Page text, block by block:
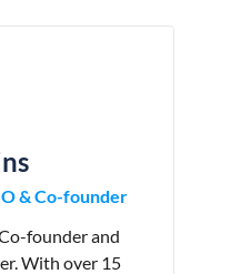
& Co-founder
founder and
With over 15